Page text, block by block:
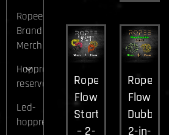
Ropee
Brand
Merch
Hopprep
reservdelar
Led-
hopprep
Ropee
Flow
Starter
– 2-
Ropee
Flow
Dubbel
2-in-